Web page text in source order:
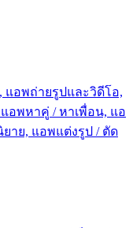
แอพถ่ายรูปและวิดีโอ,
อพหาคู่ / หาเพื่อน, แอ
าย, แอพแต่งรูป / ตัด